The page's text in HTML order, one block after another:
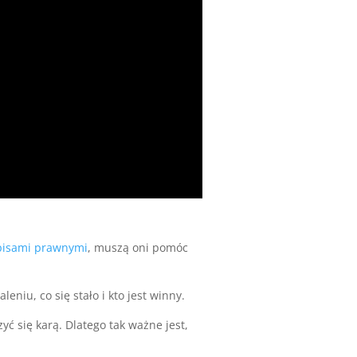
prawnymi, muszą oni pomóc
co się stało i kto jest winny.
się karą. Dlatego tak ważne jest,